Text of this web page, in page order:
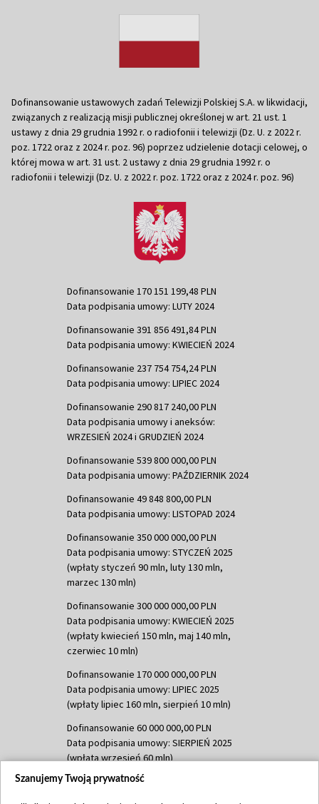
Dofinansowanie ustawowych zadań Telewizji Polskiej S.A. w likwidacji,
związanych z realizacją misji publicznej określonej w art. 21 ust. 1
ustawy z dnia 29 grudnia 1992 r. o radiofonii i telewizji (Dz. U. z 2022 r.
poz. 1722 oraz z 2024 r. poz. 96) poprzez udzielenie dotacji celowej, o
której mowa w art. 31 ust. 2 ustawy z dnia 29 grudnia 1992 r. o
radiofonii i telewizji (Dz. U. z 2022 r. poz. 1722 oraz z 2024 r. poz. 96)
Dofinansowanie 170 151 199,48 PLN
Data podpisania umowy: LUTY 2024
Dofinansowanie 391 856 491,84 PLN
Data podpisania umowy: KWIECIEŃ 2024
Dofinansowanie 237 754 754,24 PLN
Data podpisania umowy: LIPIEC 2024
Dofinansowanie 290 817 240,00 PLN
Data podpisania umowy i aneksów:
WRZESIEŃ 2024 i GRUDZIEŃ 2024
Dofinansowanie 539 800 000,00 PLN
Data podpisania umowy: PAŹDZIERNIK 2024
Dofinansowanie 49 848 800,00 PLN
Data podpisania umowy: LISTOPAD 2024
Dofinansowanie 350 000 000,00 PLN
Data podpisania umowy: STYCZEŃ 2025
(wpłaty styczeń 90 mln, luty 130 mln,
marzec 130 mln)
Dofinansowanie 300 000 000,00 PLN
Data podpisania umowy: KWIECIEŃ 2025
(wpłaty kwiecień 150 mln, maj 140 mln,
czerwiec 10 mln)
Dofinansowanie 170 000 000,00 PLN
Data podpisania umowy: LIPIEC 2025
(wpłaty lipiec 160 mln, sierpień 10 mln)
Dofinansowanie 60 000 000,00 PLN
Data podpisania umowy: SIERPIEŃ 2025
(wpłata wrzesień 60 mln)
Dofinansowanie 635 783 051,21 PLN
Szanujemy Twoją prywatność